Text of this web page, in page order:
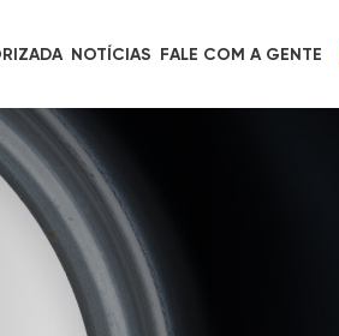
Gestão de equipes de campo
Rastreamento para uso pessoal
AUTOTRAC É INVESTIMENTO
NOTÍCIAS FALE COM A GENTE